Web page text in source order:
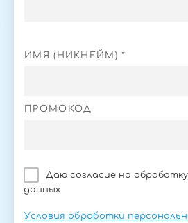
ИМЯ (НИКНЕЙМ) *
ПРОМОКОД
Даю согласие на
данных
Условия обработки